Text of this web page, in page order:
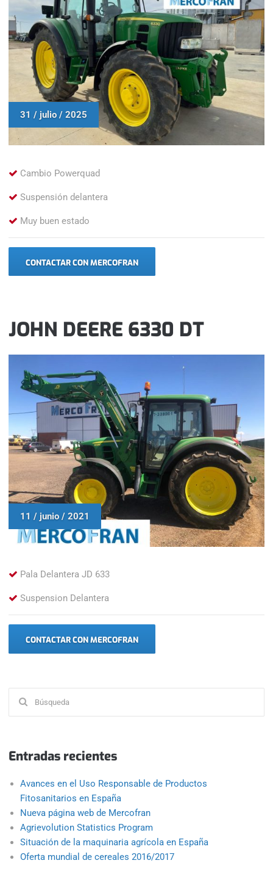
31 / julio / 2025
Cambio Powerquad
Suspensión delantera
Muy buen estado
CONTACTAR CON MERCOFRAN
JOHN DEERE 6330 DT
11 / junio / 2021
Pala Delantera JD 633
Suspension Delantera
CONTACTAR CON MERCOFRAN
Entradas recientes
Avances en el Uso Responsable de Productos
Fitosanitarios en España
Nueva página web de Mercofran
Agrievolution Statistics Program
Situación de la maquinaria agrícola en España
Oferta mundial de cereales 2016/2017